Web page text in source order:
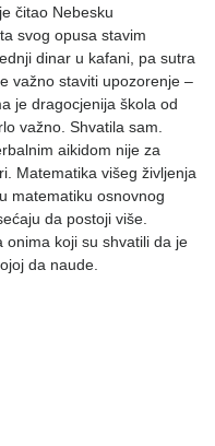
čitao Nebesku
svog opusa stavim
dinar u kafani, pa sutra
važno staviti upozorenje –
je dragocjenija škola od
važno. Shvatila sam.
aikidom nije za
Matematika višeg življenja
matematiku osnovnog
da postoji više.
onima koji su shvatili da je
da naude.